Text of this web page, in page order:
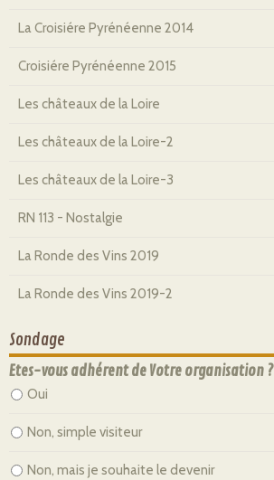
La Croisiére Pyrénéenne 2014
Croisiére Pyrénéenne 2015
Les châteaux de la Loire
Les châteaux de la Loire-2
Les châteaux de la Loire-3
RN 113 - Nostalgie
La Ronde des Vins 2019
La Ronde des Vins 2019-2
Sondage
Etes-vous adhérent de Votre organisation ?
Oui
Non, simple visiteur
Non, mais je souhaite le devenir